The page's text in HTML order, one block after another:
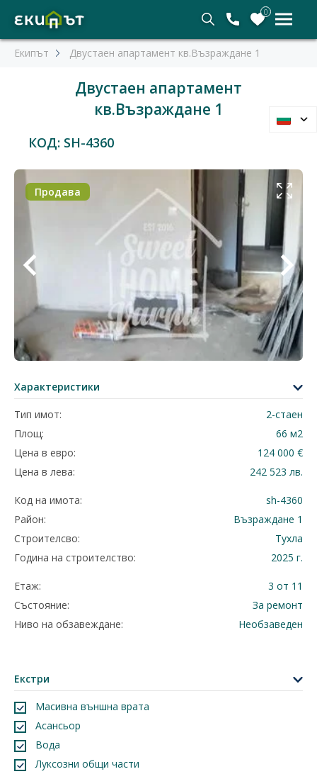
0
Екипът Двустаен апартамент кв.Възраждане 1
Двустаен апартамент
кв.Възраждане 1
КОД: SH-4360
Продава
Характеристики
Тип имот:
2-стаен
Площ:
66 м2
Цена в евро:
124 000 €
Цена в лева:
242 523 лв.
Код на имота:
sh-4360
Район:
Възраждане 1
Строителсво:
Тухла
Година на строителство:
2025 г.
Етаж:
3 от 11
Състояние:
За ремонт
Ниво на обзавеждане:
Необзаведен
Екстри
Масивна външна врата
Асансьор
Вода
Луксозни общи части